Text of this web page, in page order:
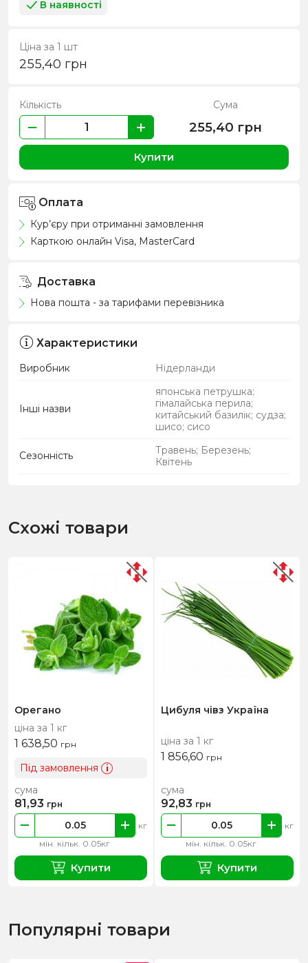
В наявності
Ціна за 1 шт
255,40 грн
Кількість Сума
255,40 грн
Купити
Оплата
Кур’єру при отриманні замовлення
Карткою онлайн Visa, MasterCard
Доставка
Нова пошта - за тарифами перевізника
Характеристики
Виробник Нідерланди
Інші назви
японська петрушка;
гімалайська перила;
китайський базилік; судза;
шисо; сисо
Сезонність
Травень; Березень;
Квітень
Схожі товари
Орегано
ціна за 1 кг
1 638,50 грн
Під замовлення i
мін. кільк. 0.05кг
кг
сума
81,93 грн
Купити
Цибуля чівз Україна
ціна за 1 кг
1 856,60 грн
мін. кільк. 0.05кг
кг
сума
92,83 грн
Купити
Популярні товари